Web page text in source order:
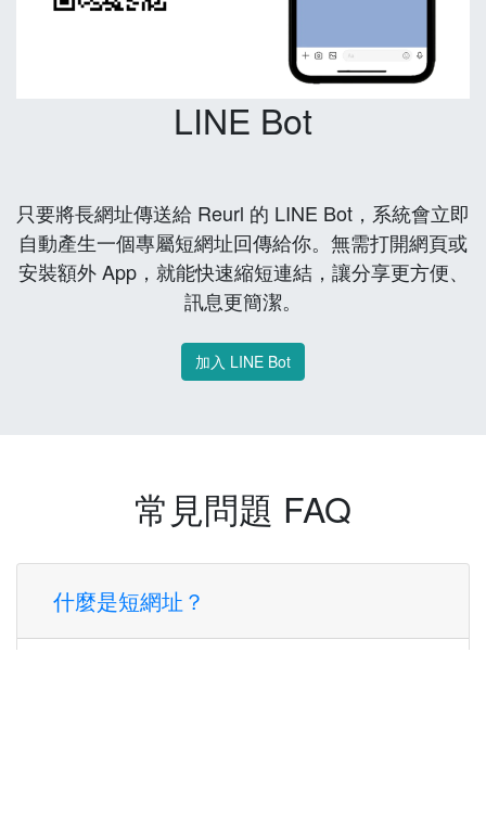
LINE Bot
只要將長網址傳送給 Reurl 的 LINE Bot，系統會立即
自動產生一個專屬短網址回傳給你。無需打開網頁或
安裝額外 App，就能快速縮短連結，讓分享更方便、
訊息更簡潔。
加入 LINE Bot
常見問題 FAQ
什麼是短網址？